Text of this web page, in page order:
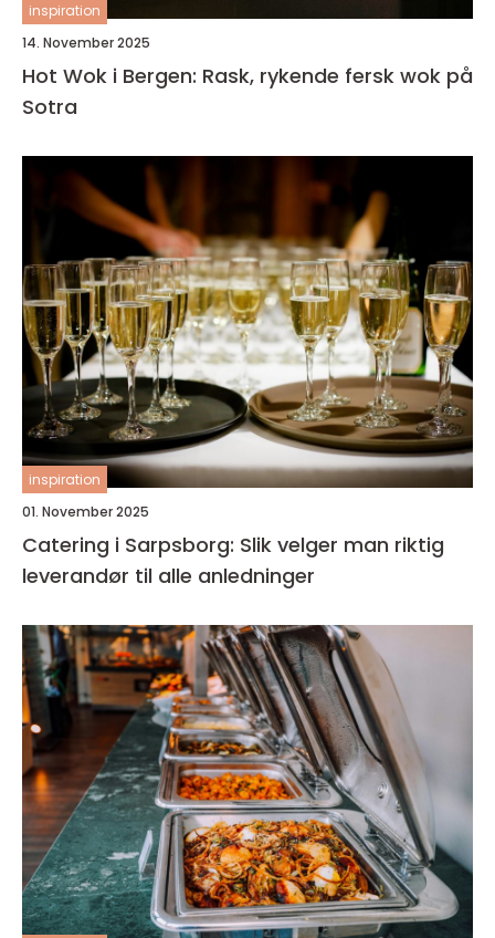
inspiration
14. November 2025
Hot Wok i Bergen: Rask, rykende fersk wok på
Sotra
inspiration
01. November 2025
Catering i Sarpsborg: Slik velger man riktig
leverandør til alle anledninger